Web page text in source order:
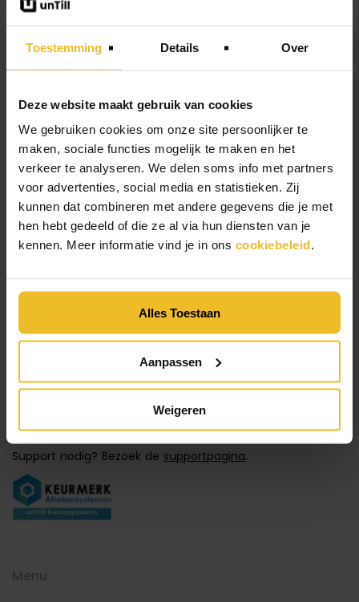
Toestemming Details Over
Deze website maakt gebruik van cookies
We gebruiken cookies om onze site persoonlijker te
maken, sociale functies mogelijk te maken en het
verkeer te analyseren. We delen soms info met partners
voor advertenties, social media en statistieken. Zij
kunnen dat combineren met andere gegevens die je met
hen hebt gedeeld of die ze al via hun diensten van je
kennen. Meer informatie vind je in ons cookiebeleid.
Alles Toestaan
Aanpassen
Weigeren
Support nodig? Bezoek de supportpagina.